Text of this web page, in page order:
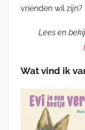
vrienden wil zijn?
Lees en
Wat vind ik